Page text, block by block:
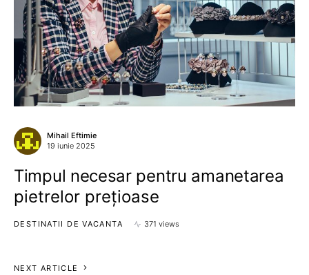
Mihail Eftimie
19 iunie 2025
Timpul necesar pentru amanetarea
pietrelor prețioase
DESTINATII DE VACANTA 371 views
NEXT ARTICLE